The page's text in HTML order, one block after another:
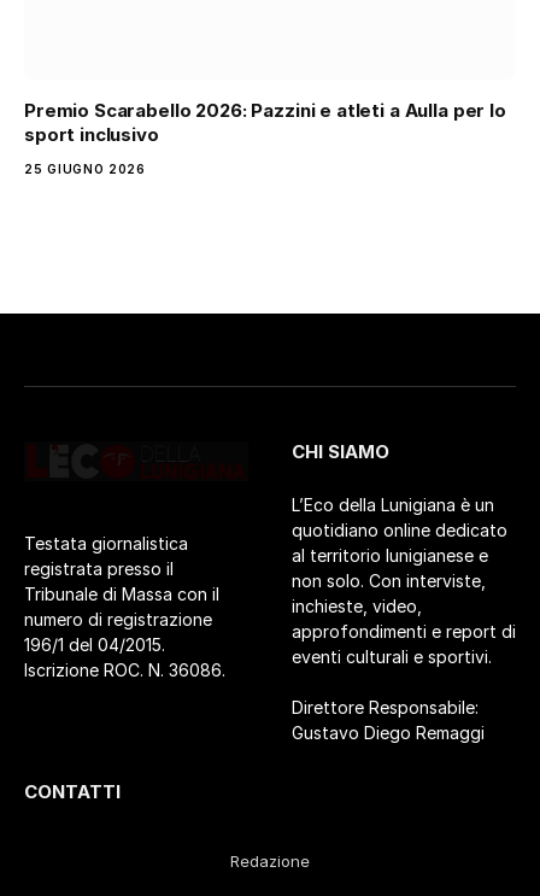
Premio Scarabello 2026: Pazzini e atleti a Aulla per lo
sport inclusivo
25 GIUGNO 2026
Testata giornalistica
registrata presso il
Tribunale di Massa con il
numero di registrazione
196/1 del 04/2015.
Iscrizione ROC. N. 36086.
CHI SIAMO
L’Eco della Lunigiana è un
quotidiano online dedicato
al territorio lunigianese e
non solo. Con interviste,
inchieste, video,
approfondimenti e report di
eventi culturali e sportivi.
Direttore Responsabile:
Gustavo Diego Remaggi
CONTATTI
Redazione